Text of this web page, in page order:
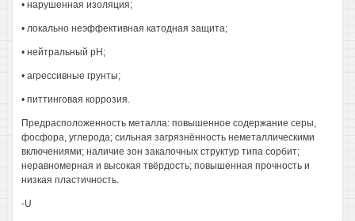
• нарушенная изоляция;
• локально неэффективная катодная защита;
• нейтральный рН;
• агрессивные грунты;
• питтинговая коррозия.
Предрасположенность металла: повышенное содержание серы,
фосфора, углерода; сильная загрязнённость неметаллическими
включениями; наличие зон закалочных структур типа сорбит;
неравномерная и высокая твёрдость; повышенная прочность и
низкая пластичность.
-U